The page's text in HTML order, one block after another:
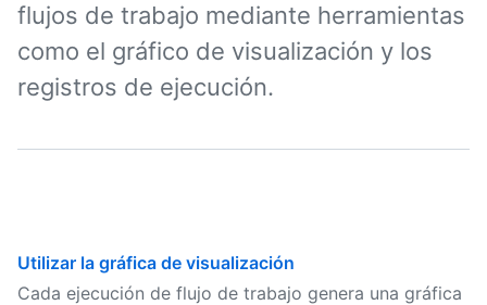
flujos de trabajo mediante herramientas
como el gráfico de visualización y los
registros de ejecución.
Utilizar la gráfica de visualización
Cada ejecución de flujo de trabajo genera una gráfica